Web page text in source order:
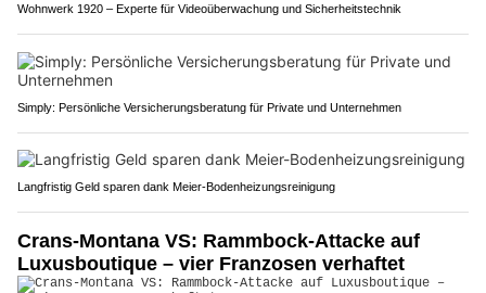
Wohnwerk 1920 – Experte für Videoüberwachung und Sicherheitstechnik
Simply: Persönliche Versicherungsberatung für Private und Unternehmen
Langfristig Geld sparen dank Meier-Bodenheizungsreinigung
Crans-Montana VS: Rammbock-Attacke auf
Luxusboutique – vier Franzosen verhaftet